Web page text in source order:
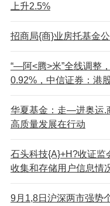
上升2.5%
招商局{商}业房托基金
“—阿<腾>米”全线调整
0.92%，中信证券：港
华夏基金：走—进奥运.
高质量发展在行动
石头科技{A}+H?收证监
收集和存储用户信息情
9月1,8日沪深两市强势